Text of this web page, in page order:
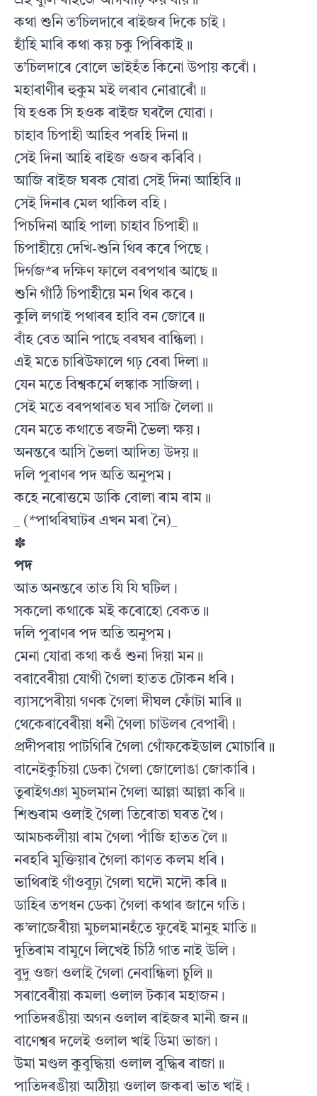
কথা শুনি ত’চিলদাৰে ৰাইজৰ দিকে চাই।
হাঁহি মাৰি কথা কয় চকু পিৰিকাই॥
ত’চিলদাৰে বোলে ভাইহঁত কিনো উপায় কৰোঁ।
মহাৰাণীৰ হুকুম মই লৰাব নোৱাৰোঁ॥
যি হওক সি হওক ৰাইজ ঘৰলৈ যোৱা।
চাহাব চিপাহী আহিব পৰহি দিনা॥
সেই দিনা আহি ৰাইজ ওজৰ কৰিবি।
আজি ৰাইজ ঘৰক যোৱা সেই দিনা আহিবি॥
সেই দিনাৰ মেল থাকিল বহি।
পিচদিনা আহি পালা চাহাব চিপাহী॥
চিপাহীয়ে দেখি-শুনি থিৰ কৰে পিছে।
দিৰ্গজ*ৰ দক্ষিণ ফালে বৰপথাৰ আছে॥
শুনি গাঁঠি চিপাহীয়ে মন থিৰ কৰে।
কুলি লগাই পথাৰৰ হাবি বন জোৰে॥
বাঁহ বেত আনি পাছে বৰঘৰ বান্ধিলা।
এই মতে চাৰিউফালে গঢ় বেৰা দিলা॥
যেন মতে বিশ্বকৰ্মে লঙ্কাক সাজিলা।
সেই মতে বৰপথাৰত ঘৰ সাজি লৈলা॥
যেন মতে কথাতে ৰজনী ভৈলা ক্ষয়।
অনন্তৰে আসি ভৈলা আদিত্য উদয়॥
দলি পুৰাণৰ পদ অতি অনুপম।
কহে নৰোত্তমে ডাকি বোলা ৰাম ৰাম॥
_ (*পাথৰিঘাটৰ এখন মৰা নৈ)_
✽
পদ
আত অনন্তৰে তাত যি যি ঘটিল।
সকলো কথাকে মই কৰোহো বেকত॥
দলি পুৰাণৰ পদ অতি অনুপম।
মেনা যোৱা কথা কওঁ শুনা দিয়া মন॥
বৰাবেৰীয়া যোগী গৈলা হাতত টোকন ধৰি।
ব্যাসপেৰীয়া গণক গৈলা দীঘল ফোঁটা মাৰি॥
থেকেৰাবেৰীয়া ধনী গৈলা চাউলৰ বেপাৰী।
প্ৰদীপৰায় পাটগিৰি গৈলা গোঁফকেইডাল মোচাৰি॥
বানেইকুচিয়া ডেকা গৈলা জোলোঙা জোকাৰি।
তুৰাইগঞা মুচলমান গৈলা আল্লা আল্লা কৰি॥
শিশুৰাম ওলাই গৈলা তিৰোতা ঘৰত থৈ।
আমচকলীয়া ৰাম গৈলা পাঁজি হাতত লৈ॥
নৰহৰি মুক্তিয়াৰ গৈলা কাণত কলম ধৰি।
ভাথিৰাই গাঁওবুঢ়া গৈলা ঘদৌ মদৌ কৰি॥
ডাহিৰ তপধন ডেকা গৈলা কথাৰ জানে গতি।
ক’লাজেৰীয়া মুচলমানহঁতে ফুৰেই মানুহ মাতি॥
দুতিৰাম বামুণে লিখেই চিঠি গাত নাই উলি।
বুদু ওজা ওলাই গৈলা নেবান্ধিলা চুলি॥
সৰাবেৰীয়া কমলা ওলাল টকাৰ মহাজন।
পাতিদৰঙীয়া অগন ওলাল ৰাইজৰ মানী জন॥
বাণেশ্বৰ দলেই ওলাল খাই ডিমা ভাজা।
উমা মণ্ডল কুবুদ্ধিয়া ওলাল বুদ্ধিৰ ৰাজা॥
পাতিদৰঙীয়া আঠীয়া ওলাল জকৰা ভাত খাই।